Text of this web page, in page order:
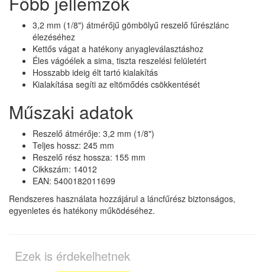
3,2 mm (1/8") átmérőjű gömbölyű reszelő fűrészlánc
élezéséhez
Kettős vágat a hatékony anyagleválasztáshoz
Éles vágóélek a sima, tiszta reszelési felületért
Hosszabb ideig élt tartó kialakítás
Kialakítása segíti az eltömődés csökkentését
Műszaki adatok
Reszelő átmérője: 3,2 mm (1/8")
Teljes hossz: 245 mm
Reszelő rész hossza: 155 mm
Cikkszám: 14012
EAN: 5400182011699
Rendszeres használata hozzájárul a láncfűrész biztonságos,
egyenletes és hatékony működéséhez.
Ezek is érdekelhetnek